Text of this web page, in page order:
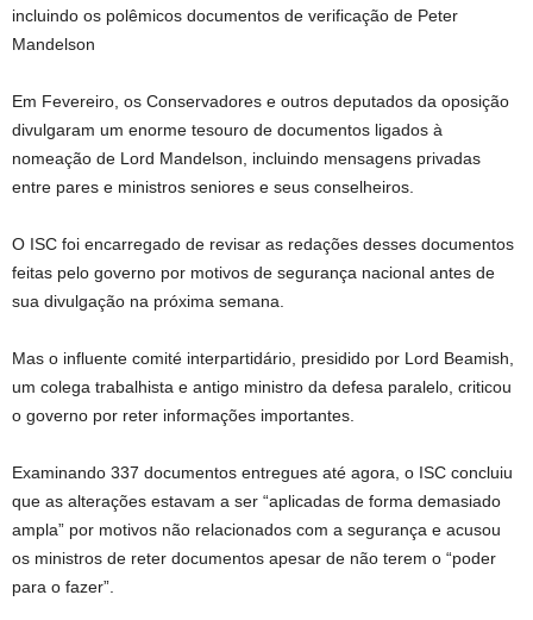
incluindo os polêmicos documentos de verificação de Peter
Mandelson
Em Fevereiro, os Conservadores e outros deputados da oposição
divulgaram um enorme tesouro de documentos ligados à
nomeação de Lord Mandelson, incluindo mensagens privadas
entre pares e ministros seniores e seus conselheiros.
O ISC foi encarregado de revisar as redações desses documentos
feitas pelo governo por motivos de segurança nacional antes de
sua divulgação na próxima semana.
Mas o influente comité interpartidário, presidido por Lord Beamish,
um colega trabalhista e antigo ministro da defesa paralelo, criticou
o governo por reter informações importantes.
Examinando 337 documentos entregues até agora, o ISC concluiu
que as alterações estavam a ser “aplicadas de forma demasiado
ampla” por motivos não relacionados com a segurança e acusou
os ministros de reter documentos apesar de não terem o “poder
para o fazer”.